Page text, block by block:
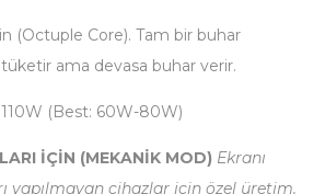
(Octuple Core). Tam bir buhar
tüketir ama devasa buhar verir.
(Best: 60W-80W)
İÇİN (MEKANİK MOD) Ekranı
yapılmayan cihazlar için özel üretim.